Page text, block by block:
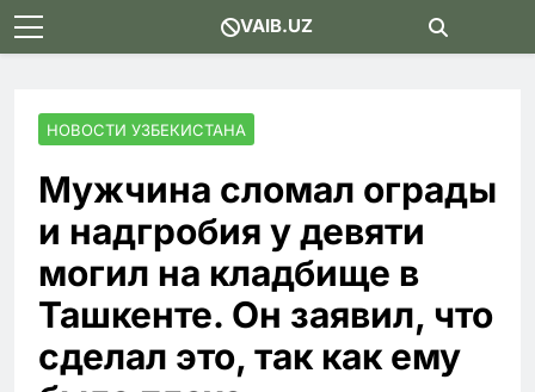
Skip
to
VAIB.UZ
НОВОСТИ УЗБЕКИСТАНА
Мужчина сломал ограды
и надгробия у девяти
могил на кладбище в
Ташкенте. Он заявил, что
сделал это, так как ему